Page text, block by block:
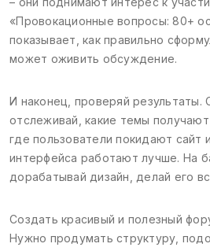
«Провокационные вопросы: 80+
показывает, как правильно
может оживить обсуждение.
И наконец, проверяй
отслеживай, какие темы
где пользователи покидают сайт
интерфейса работают лучше. На
дорабатывай дизайн, делай его
Создать красивый и полезный
Нужно продумать структуру,